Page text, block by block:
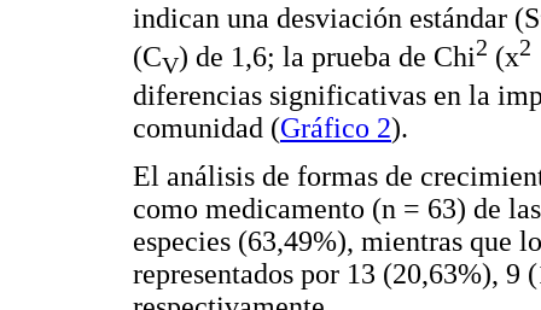
indican una desviación estándar (S
(CV) de 1,6; la prueba de Chi2 (x2
diferencias significativas en la
comunidad (Gráfico 2).
El análisis de formas de
como medicamento (n = 63) de
especies (63,49%), mientras que
representados por 13 (20,63%), 9